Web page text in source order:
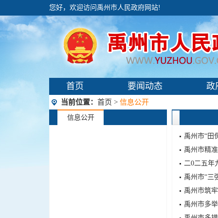
您好，欢迎访问禹州市人民政府网站!
首页 要闻动态 政
当前位置： 首页 > 信息公开
信息公开
禹州市“田
禹州市精
二0二五年
禹州市“三
禹州市筑
禹州市多